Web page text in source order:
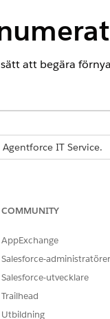
att begära
IT Service.
medarbetaren:
behöver förnyas.
COMMUNITY
AppExchange
Salesforce-administratörer
Salesforce-utvecklare
Trailhead
Utbildning